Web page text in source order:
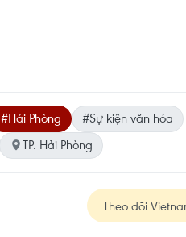
#Hải Phòng
#Sự kiện văn hóa
TP. Hải Phòng
Theo dõi